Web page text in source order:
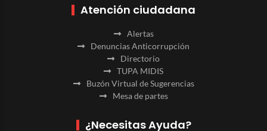
Atención ciudadana
Alertas
Denuncias Anticorrupción
Directorio
TUPA MIDIS
Buzón Virtual de Sugerencias
Mesa de partes
¿Necesitas Ayuda?